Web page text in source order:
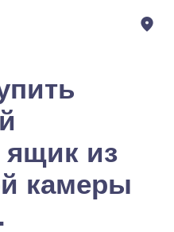
ящик из
камеры